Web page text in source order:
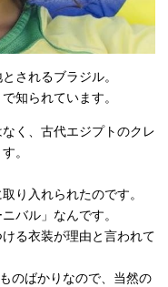
されるブラジル。
知られています。
く、古代エジプトのクレ
。
り入れられたのです。
バル」なんです。
る衣装が理由と言われて
のばかりなので、当然の